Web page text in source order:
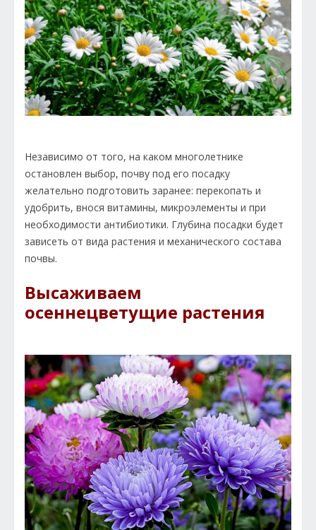
Независимо от того, на каком многолетнике
остановлен выбор, почву под его посадку
желательно подготовить заранее: перекопать и
удобрить, внося витамины, микроэлементы и при
необходимости антибиотики. Глубина посадки будет
зависеть от вида растения и механического состава
почвы.
Высаживаем
осеннецветущие растения